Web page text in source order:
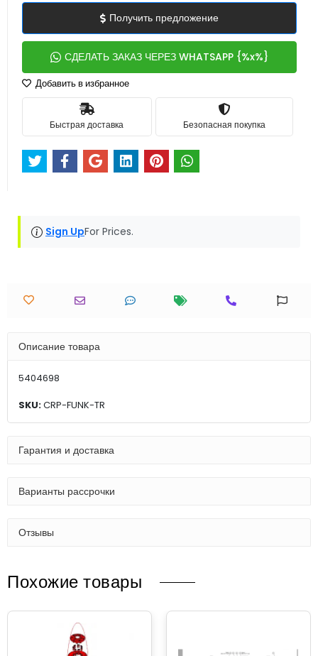
Получить предложение
СДЕЛАТЬ ЗАКАЗ ЧЕРЕЗ WHATSAPP {%x%}
Добавить в избранное
Быстрая доставка Безопасная покупка
Sign UpFor Prices.
Описание товара
5404698
SKU:CRP-FUNK-TR
Гарантия и доставка
Варианты рассрочки
Отзывы
Похожие товары